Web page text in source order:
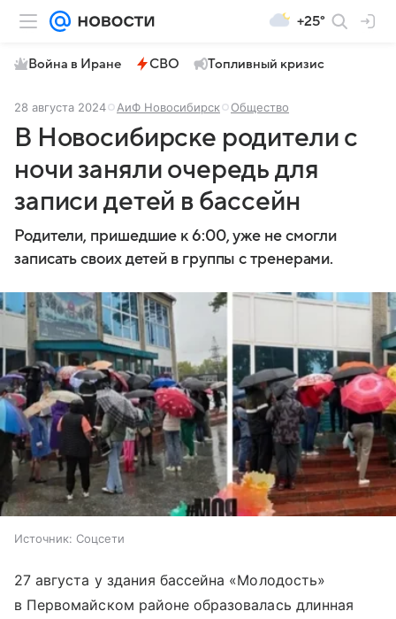
+25°
Война в Иране СВО Топливный кризис
28 августа 2024 АиФ Новосибирск Общество
В Новосибирске родители с
ночи заняли очередь для
записи детей в бассейн
Родители, пришедшие к 6:00, уже не смогли
записать своих детей в группы с тренерами.
Источник: Соцсети
27 августа у здания бассейна «Молодость»
в Первомайском районе образовалась длинная